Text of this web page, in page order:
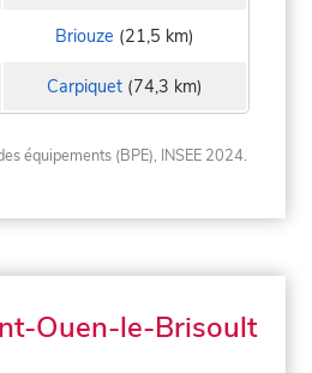
Briouze (21,5 km)
Carpiquet (74,3 km)
équipements (BPE), INSEE 2024.
Ouen-le-Brisoult